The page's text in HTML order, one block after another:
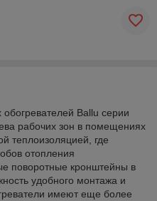
Ballu серии
рабочих зон в помещениях
теплоизоляцией, где
отопления
поворотные кронштейны в
удобного монтажа и
имеют еще более